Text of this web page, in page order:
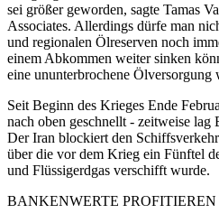
sei größer geworden, sagte Tamas
Associates. Allerdings dürfe man
und regionalen Ölreserven noch
einem Abkommen weiter sinken
eine ununterbrochene Ölversorgung
Seit Beginn des Krieges Ende
nach oben geschnellt - zeitweise lag
Der Iran blockiert den
über die vor dem Krieg ein Fünftel
und Flüssigerdgas verschifft wurde.
BANKENWERTE